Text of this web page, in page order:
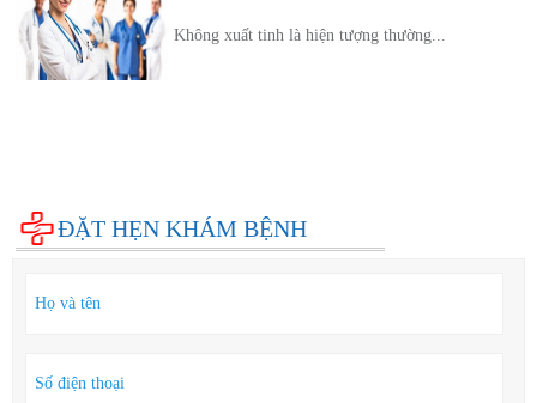
Không xuất tinh là hiện tượng thường...
ĐẶT HẸN KHÁM BỆNH